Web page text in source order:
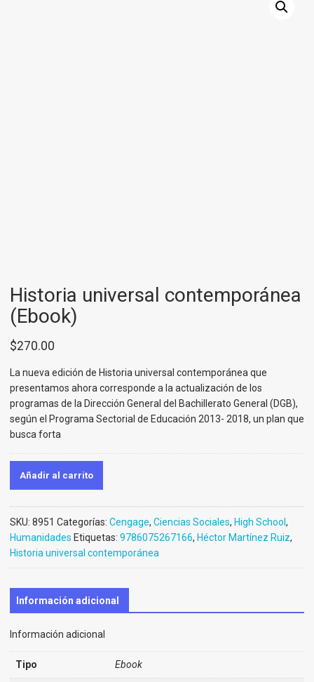
Historia universal contemporánea
(Ebook)
$270.00
La nueva edición de Historia universal contemporánea que
presentamos ahora corresponde a la actualización de los
programas de la Dirección General del Bachillerato General (DGB),
según el Programa Sectorial de Educación 2013- 2018, un plan que
busca forta
Añadir al carrito
SKU: 8951 Categorías: Cengage, Ciencias Sociales, High School ,
Humanidades Etiquetas: 9786075267166, Héctor Martínez Ruiz,
Historia universal contemporánea
Información adicional
Información adicional
Tipo Ebook